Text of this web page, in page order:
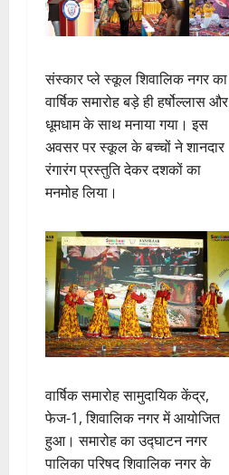
संस्कार प्ले स्कूल शिवालिक नगर का
वार्षिक समारोह बड़े ही हर्षोल्लास और
धूमधाम के साथ मनाया गया। इस
अवसर पर स्कूल के बच्चों ने शानदार
रंगारंग प्रस्तुति देकर दशकों का
मनमोह लिया।
वार्षिक समारोह सामुदायिक केंद्र,
फेज-1, शिवालिक नगर में आयोजित
हुआ। समारोह का उद्घाटन नगर
पालिका परिषद शिवालिक नगर के